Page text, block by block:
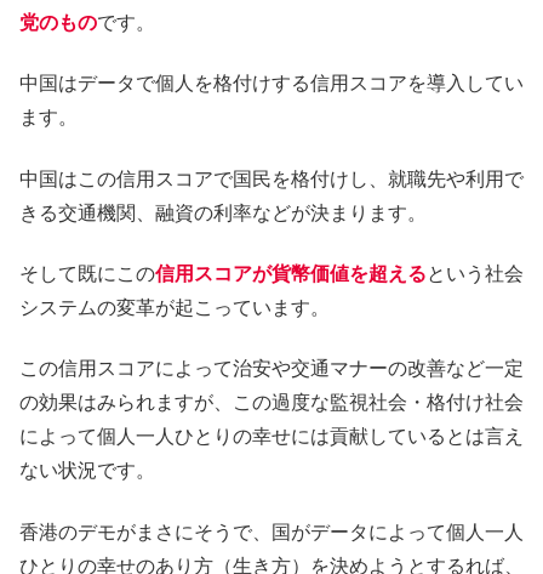
党のものです。
中国はデータで個人を格付けする信用スコアを導入してい
ます。
中国はこの信用スコアで国民を格付けし、就職先や利用で
きる交通機関、融資の利率などが決まります。
そして既にこの信用スコアが貨幣価値を超えるという社会
システムの変革が起こっています。
この信用スコアによって治安や交通マナーの改善など一定
の効果はみられますが、この過度な監視社会・格付け社会
によって個人一人ひとりの幸せには貢献しているとは言え
ない状況です。
香港のデモがまさにそうで、国がデータによって個人一人
ひとりの幸せのあり方（生き方）を決めようとするれば、